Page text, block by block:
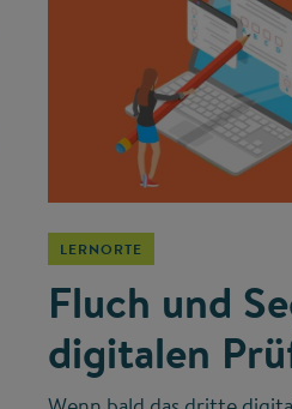
LERNORTE
Fluch und
digitalen